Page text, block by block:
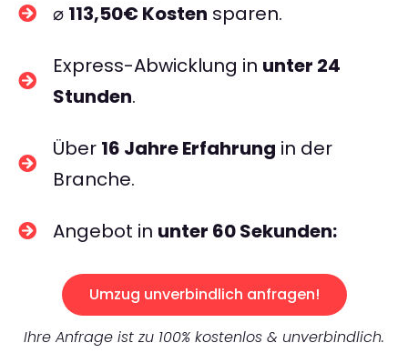
⌀ 113,50€ Kosten sparen.
Express-Abwicklung in unter 24
Stunden.
Über 16 Jahre Erfahrung in der
Branche.
Angebot in unter 60 Sekunden:
Umzug unverbindlich anfragen!
Ihre Anfrage ist zu 100% kostenlos & unverbindlich.